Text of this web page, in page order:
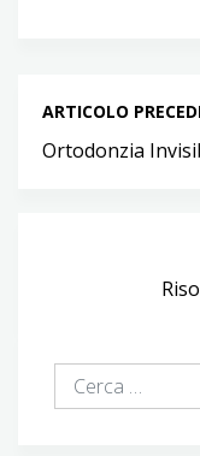
ARTICOLO
Ortodonzia